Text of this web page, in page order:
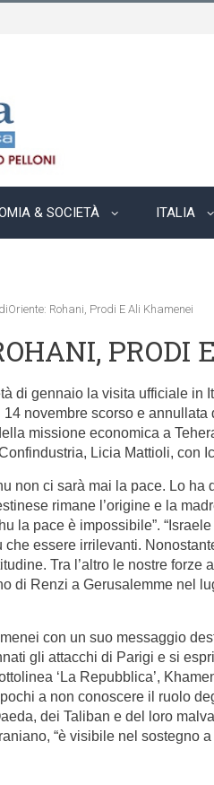
& SOCIETÀ ITALIA
Rohani, Prodi E Ali Khamenei
PRODI
di gennaio la visita ufficiale in
novembre scorso e
missione economica a
Licia Mattioli, con
non ci sarà mai la pace. Lo ha
rimane l’origine e la
la pace è impossibile”.
che essere irrilevanti.
Tra l’altro le nostre forze
di Renzi a Gerusalemme nel
con un suo messaggio
gli attacchi di Parigi e si
‘La Repubblica’,
pochi a non conoscere il ruolo
dei Taliban e del loro
“è visibile nel sostegno a